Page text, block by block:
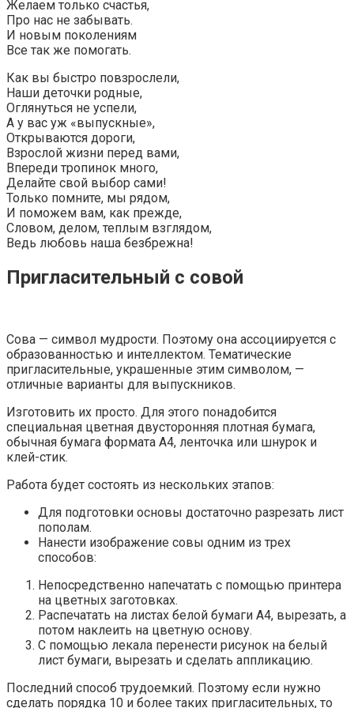
Желаем только счастья,
Про нас не забывать.
И новым поколениям
Все так же помогать.
Как вы быстро повзрослели,
Наши деточки родные,
Оглянуться не успели,
А у вас уж «выпускные»,
Открываются дороги,
Взрослой жизни перед вами,
Впереди тропинок много,
Делайте свой выбор сами!
Только помните, мы рядом,
И поможем вам, как прежде,
Словом, делом, теплым взглядом,
Ведь любовь наша безбрежна!
Пригласительный с совой
Сова — символ мудрости. Поэтому она ассоциируется с
образованностью и интеллектом. Тематические
пригласительные, украшенные этим символом, —
отличные варианты для выпускников.
Изготовить их просто. Для этого понадобится
специальная цветная двусторонняя плотная бумага,
обычная бумага формата А4, ленточка или шнурок и
клей-стик.
Работа будет состоять из нескольких этапов:
Для подготовки основы достаточно разрезать лист
пополам.
Нанести изображение совы одним из трех
способов:
Непосредственно напечатать с помощью принтера
на цветных заготовках.
Распечатать на листах белой бумаги А4, вырезать, а
потом наклеить на цветную основу.
С помощью лекала перенести рисунок на белый
лист бумаги, вырезать и сделать аппликацию.
Последний способ трудоемкий. Поэтому если нужно
сделать порядка 10 и более таких пригласительных, то